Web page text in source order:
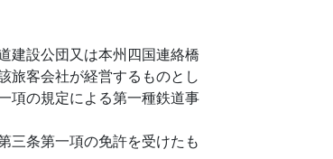
建設公団又は本州四国連絡橋
旅客会社が経営するものとし
項の規定による第一種鉄道事
三条第一項の免許を受けたも